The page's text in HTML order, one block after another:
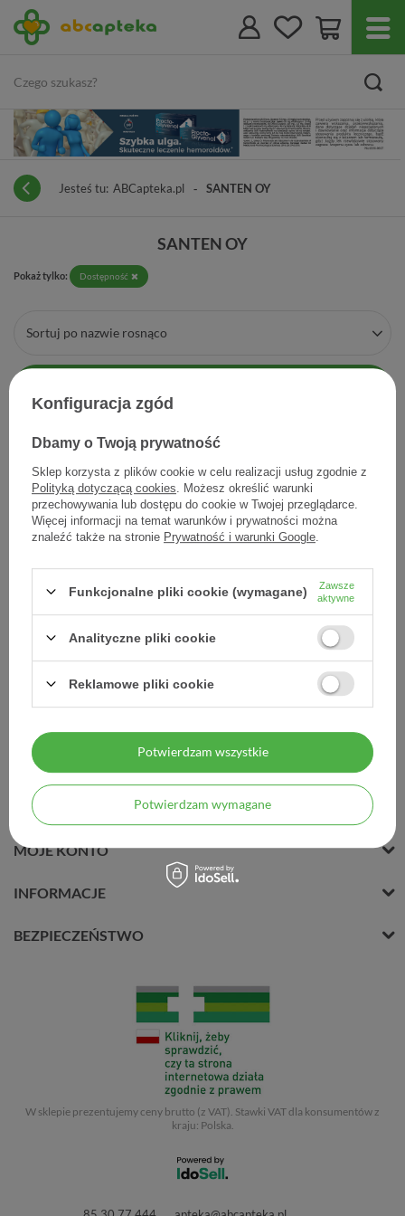
Jesteś tu: ABCapteka.pl SANTEN OY
SANTEN OY
Pokaż tylko: Dostępność
Sortuj po nazwie rosnąco
Oftagel, 2,5 mg/g, żel do
29,80 zł
2,98 zł / szt.
MOJE ZAMÓWIENIE
MOJE KONTO
INFORMACJE
BEZPIECZEŃSTWO
W sklepie prezentujemy ceny brutto (z VAT). Stawki VAT dla konsumentów z
kraju: Polska.
Konfiguracja zgód
Dbamy o Twoją prywatność
Sklep korzysta z plików cookie w celu realizacji usług zgodnie z
Polityką dotyczącą cookies . Możesz określić warunki
przechowywania lub dostępu do cookie w Twojej przeglądarce.
Więcej informacji na temat warunków i prywatności można
znaleźć także na stronie Prywatność i warunki Google
Funkcjonalne pliki cookie (wymagane)
Zawsze
aktywne
Analityczne pliki cookie
Reklamowe pliki cookie
Potwierdzam wymagane
Potwierdzam wszystkie